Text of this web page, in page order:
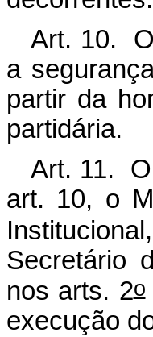
Art. 10.
a
partir da
partidária.
Art. 11.
art. 10, o
Secretário
nos arts. 2o
execução